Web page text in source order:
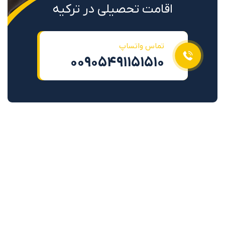
اقامت تحصیلی در ترکیه
تماس واتساپ
00905491151510